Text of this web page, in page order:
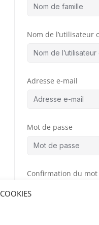
COOKIES
Nom de l’utilisateur
Adresse e-mail
Mot de passe
Confirmation du mot